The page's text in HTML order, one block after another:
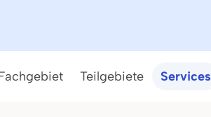
Teilgebiete Services